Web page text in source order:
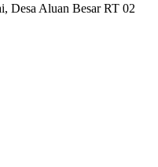
Desa Aluan Besar RT 02